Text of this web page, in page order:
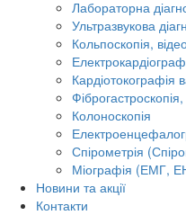
Лабораторна
Ультразвукова
Кольпоскопія,
Кардіотокографія
Колоноскопія
Спірометрія
Міографія (ЕМГ,
Новини та акції
Контакти